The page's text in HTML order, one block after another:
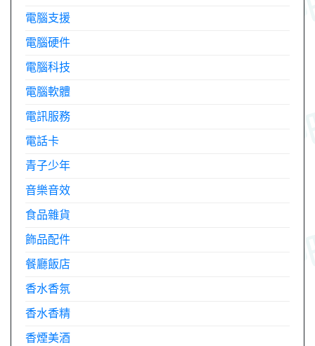
電腦支援
電腦硬件
電腦科技
電腦軟體
電訊服務
電話卡
青子少年
音樂音效
食品雜貨
飾品配件
餐廳飯店
香水香氛
香水香精
香煙美酒